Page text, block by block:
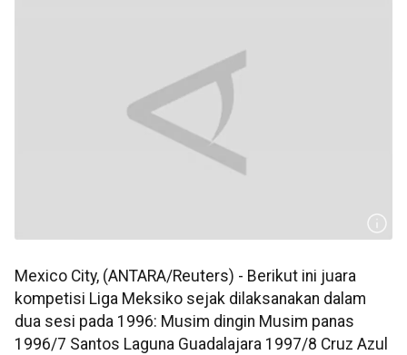
Mexico City, (ANTARA/Reuters) - Berikut ini juara
kompetisi Liga Meksiko sejak dilaksanakan dalam
dua sesi pada 1996: Musim dingin Musim panas
1996/7 Santos Laguna Guadalajara 1997/8 Cruz Azul